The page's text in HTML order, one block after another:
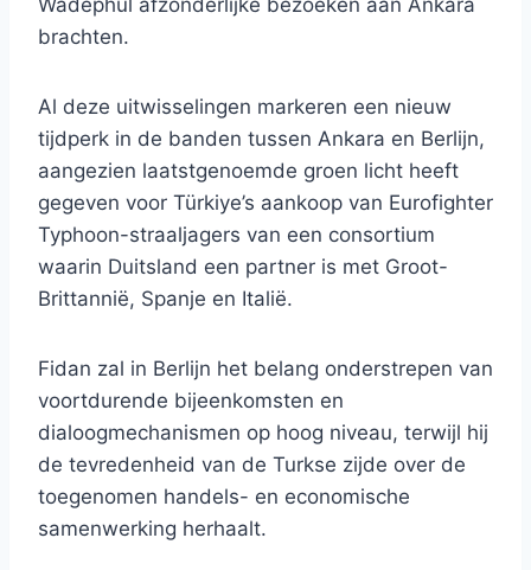
Wadephul afzonderlijke bezoeken aan Ankara
brachten.
Al deze uitwisselingen markeren een nieuw
tijdperk in de banden tussen Ankara en Berlijn,
aangezien laatstgenoemde groen licht heeft
gegeven voor Türkiye’s aankoop van Eurofighter
Typhoon-straaljagers van een consortium
waarin Duitsland een partner is met Groot-
Brittannië, Spanje en Italië.
Fidan zal in Berlijn het belang onderstrepen van
voortdurende bijeenkomsten en
dialoogmechanismen op hoog niveau, terwijl hij
de tevredenheid van de Turkse zijde over de
toegenomen handels- en economische
samenwerking herhaalt.